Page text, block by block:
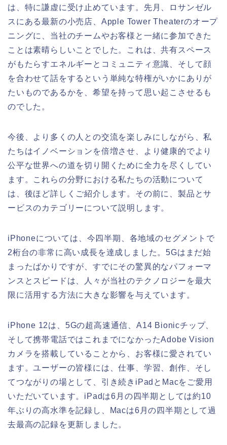
は、特に謙虚に受け止めています。先月、ロサンゼル
スにある最新の小売店、Apple Tower Theaterのオープ
ニングに、当社のチームやお客様と一緒に参加できた
ことは素晴らしいことでした。これは、共有スペース
がもたらすエネルギーとコミュニティ意識、そして顔
を合わせて話をするという単純な特権がいかにありが
たいものであるかを、希望を持って思い起こさせるも
のでした。
今後、より多くの人との交流を楽しみにしながら、私
たちはイノベーションを倍増させ、より健康的でより
公平な世界への道を切り開くために全力を尽くしてい
ます。これらの分野における私たちの活動について
は、後ほど詳しくご紹介します。その前に、製品とサ
ービスのカテゴリーについて説明します。
iPhoneについては、今四半期、各地域のセグメントで
2桁台の非常に高い成長を達成しました。5Gはまだ始
まったばかりですが、すでにその驚異的なパフォーマ
ンスとスピードは、人々が当社のテクノロジーを最大
限に活用する方法に大きな影響を与えています。
iPhone 12は、5Gの超高速通信、A14 Bionicチップ、
そして携帯電話ではこれまでになかったAdobe Vision
カメラを搭載していることから、お客様に愛されてい
ます。ユーザーの皆様には、仕事、学習、創作、そし
てつながりの場として、引き続きiPadとMacをご愛用
いただいています。iPadは6月の四半期としては約10
年ぶりの高水準を記録し、Macは6月の四半期として過
去最高の記録を更新しました。